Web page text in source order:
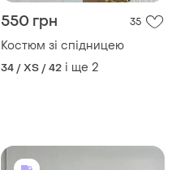
550 грн 35
Костюм зі спідницею
34 / XS / 42 і ще 2